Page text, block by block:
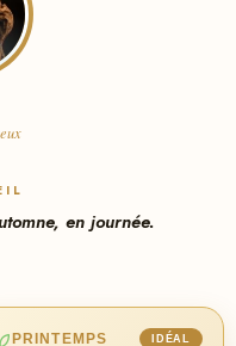
en journée.
PRINTEMPS IDÉAL